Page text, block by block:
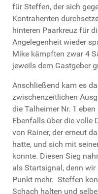
für Steffen, der sich
Kontrahenten
hinteren Paarkreuz für
Angelegenheit wieder
Mike kämpften zwar 4
jeweils dem Gastgeber
Anschließend kam es
zwischenzeitlichen
die Talheimer Nr. 1
Ebenfalls über die volle
von Rainer, der erneut
hatte, und sich mit
konnte. Diesen Sieg
als Startsignal, denn
Punkt mehr. Steffen
Schach halten und